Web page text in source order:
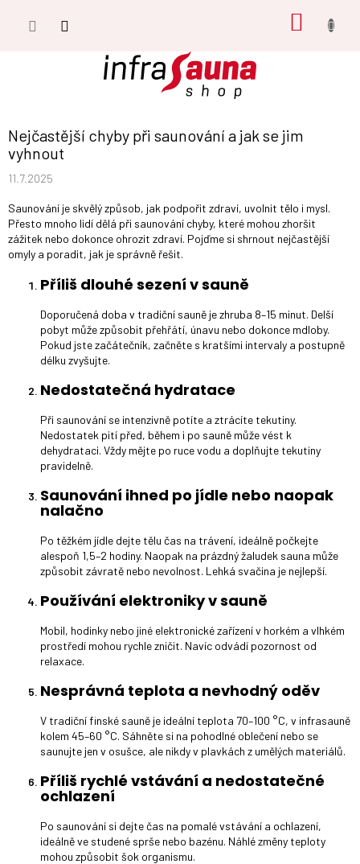
Nejčastější chyby při saunování a jak se jim
vyhnout
11.7.2025
Saunování je skvělý způsob, jak podpořit zdraví, uvolnit tělo i mysl.
Přesto mnoho lidí dělá při saunování chyby, které mohou zhoršit
zážitek nebo dokonce ohrozit zdraví. Pojďme si shrnout nejčastější
omyly a poradit, jak je správně řešit.
Příliš dlouhé sezení v sauně
Doporučená doba v tradiční sauně je zhruba 8–15 minut. Delší
pobyt může způsobit přehřátí, únavu nebo dokonce mdloby.
Pokud jste začátečník, začněte s kratšími intervaly a postupně
délku zvyšujte.
Nedostatečná hydratace
Při saunování se intenzivně potíte a ztrácíte tekutiny.
Nedostatek pití před, během i po sauně může vést k
dehydrataci. Vždy mějte po ruce vodu a doplňujte tekutiny
pravidelně.
Saunování ihned po jídle nebo naopak
nalačno
Po těžkém jídle dejte tělu čas na trávení, ideálně počkejte
alespoň 1,5–2 hodiny. Naopak na prázdný žaludek sauna může
způsobit závratě nebo nevolnost. Lehká svačina je nejlepší.
Používání elektroniky v sauně
Mobil, hodinky nebo jiné elektronické zařízení v horkém a vlhkém
prostředí mohou rychle zničit. Navíc odvádí pozornost od
relaxace.
Nesprávná teplota a nevhodný oděv
V tradiční finské sauně je ideální teplota 70–100 °C, v infrasauně
kolem 45–60 °C. Sáhněte si na pohodlné oblečení nebo se
saunujte jen v osušce, ale nikdy v plavkách z umělých materiálů.
Příliš rychlé vstávání a nedostatečné
ochlazení
Po saunování si dejte čas na pomalé vstávání a ochlazení,
ideálně ve studené sprše nebo bazénu. Náhlé změny teploty
mohou způsobit šok organismu.